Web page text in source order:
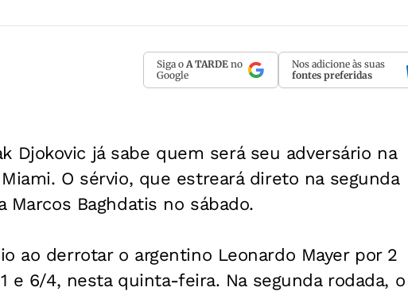
Siga o A TARDE no
Google
Nos adicione às suas
fontes preferidas
Djokovic já sabe quem será seu adversário na
O sérvio, que estreará direto na segunda
Baghdatis no sábado.
ao derrotar o argentino Leonardo Mayer por 2
e 6/4, nesta quinta-feira. Na segunda rodada, o